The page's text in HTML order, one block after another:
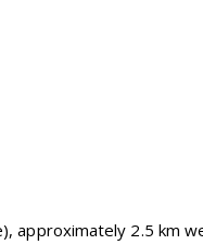
approximately 2.5 km